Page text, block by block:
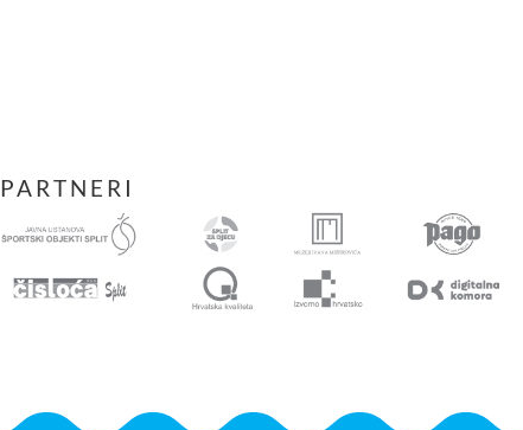
PARTNERI